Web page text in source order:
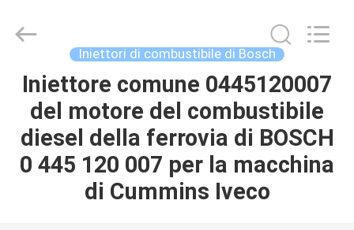
CASA
PRODOTTI
Auto
Rights
Reserved.
Iniettori di combustibile di Bosch
Iniettore comune 0445120007
del motore del combustibile
diesel della ferrovia di BOSCH
0 445 120 007 per la macchina
di Cummins Iveco